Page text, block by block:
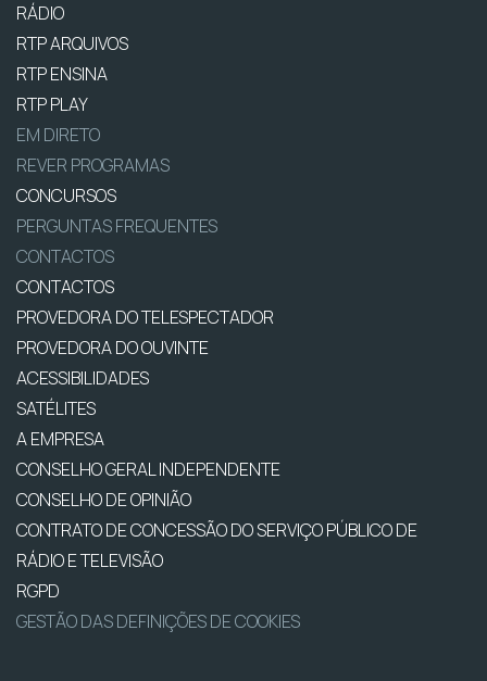
RÁDIO
RTP ARQUIVOS
RTP ENSINA
RTP PLAY
EM DIRETO
REVER PROGRAMAS
CONCURSOS
PERGUNTAS FREQUENTES
CONTACTOS
CONTACTOS
PROVEDORA DO TELESPECTADOR
PROVEDORA DO OUVINTE
ACESSIBILIDADES
SATÉLITES
A EMPRESA
CONSELHO GERAL INDEPENDENTE
CONSELHO DE OPINIÃO
CONTRATO DE CONCESSÃO DO SERVIÇO PÚBLICO DE
RÁDIO E TELEVISÃO
RGPD
GESTÃO DAS DEFINIÇÕES DE COOKIES